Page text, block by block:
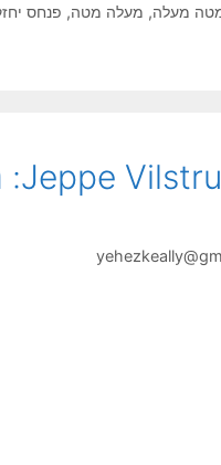
מעלה, מעלה מטה, פנחס